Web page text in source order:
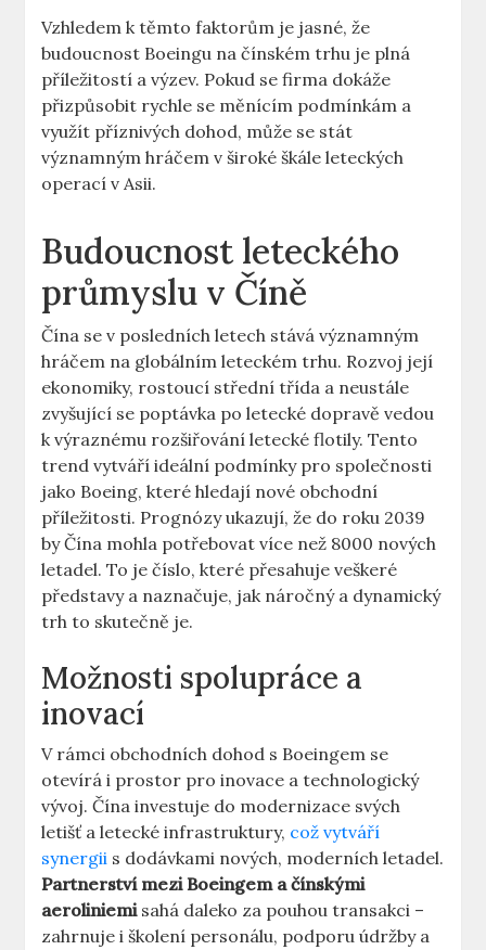
Vzhledem ⁤k těmto faktorům je jasné, že
‌budoucnost Boeingu​ na čínském trhu ⁢je‌ plná
příležitostí a ‍výzev. Pokud ⁤se‌ firma dokáže
⁣přizpůsobit rychle se měnícím‌ podmínkám a
‌využít příznivých dohod, může se ⁣stát
významným hráčem v ​široké škále leteckých
operací v ⁢Asii.
Budoucnost leteckého
průmyslu​ v Číně
Čína‍ se v posledních⁢ letech stává významným
‌hráčem na globálním⁢ leteckém trhu. Rozvoj její
⁤ekonomiky,‍ rostoucí střední ‍třída a neustále⁤
zvyšující⁢ se​ poptávka po letecké dopravě vedou⁢
k výraznému rozšiřování letecké flotily. ‍Tento
trend vytváří ideální podmínky pro‌ společnosti
jako Boeing, které ‌hledají nové obchodní
příležitosti. Prognózy ‌ukazují, že do roku⁢ 2039
by⁤ Čína mohla⁢ potřebovat více‍ než 8000 nových
letadel. To je číslo, ​které přesahuje veškeré
představy a naznačuje, jak⁤ náročný a dynamický
trh‍ to skutečně ⁣je.
Možnosti spolupráce a‍
inovací
V rámci obchodních dohod s ⁣Boeingem se
otevírá i prostor​ pro inovace a ‍technologický
vývoj. Čína⁢ investuje do modernizace svých
letišť a⁤ letecké infrastruktury, což vytváří
synergii s dodávkami ​nových, moderních letadel.‌
Partnerství mezi Boeingem⁣ a čínskými ​
aeroliniemisahá⁣ daleko za pouhou transakci –
zahrnuje i školení‌ personálu, podporu údržby a